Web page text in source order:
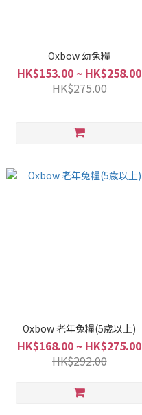
Oxbow 幼兔糧
HK$153.00 ~ HK$258.00
HK$275.00
Oxbow 老年兔糧(5歲以上)
HK$168.00 ~ HK$275.00
HK$292.00